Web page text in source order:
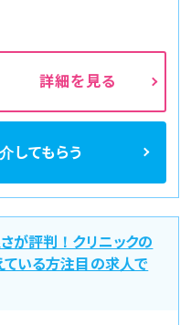
詳細を見る
してもらう
が評判！クリニックの
いる方注目の求人で